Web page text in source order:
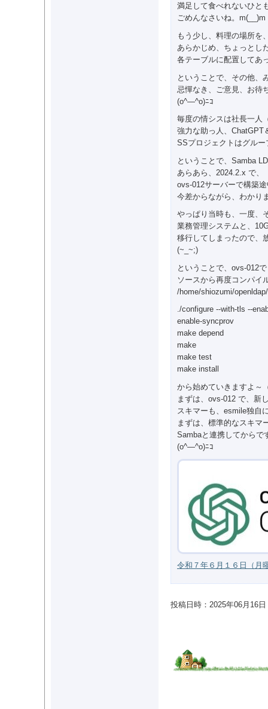
満足して食べれないひと
ごめんなさいね。m(__)m
もう少し、料理の場所を
あらかじめ、ちょっとし
各テーブルに配置してあ
ということで、その他、
忌憚なき、ご意見、お待
(o^―^o)ﾆｺ
毎度の情シスは社長一人
強力な助っ人、ChatGPT
SSプロジェクトはグル
ということで、Samba
あらあら、2024.2.x で、
ovs-012サーバーで構築
今差からながら、わかり
やっぱり当時も、一度、
業務管理システムと、
移行してしまったので、
(~_~;)
ということで、ovs-012
ソースから再度コンパイ
/home/shiozumi/
./configure --with-tls --
enable-syncprov
make depend
make
make test
make install
から始めていきますよ～
まずは、ovs-012 で、新
スキマーも、esmile独自
まずは、標準的なスキマ
Sambaと連携してからで
(o^―^o)ﾆｺ
令和７年６月１６日（月
投稿日時：2025年06月16